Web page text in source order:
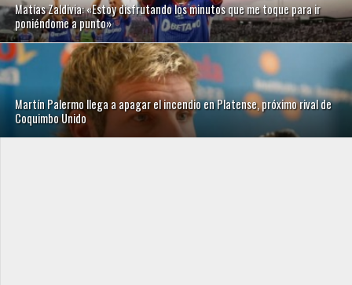
Matías Zaldivia: «Estoy disfrutando los minutos que me toque para ir
poniéndome a punto»
Martín Palermo llega a apagar el incendio en Platense, próximo rival de
Coquimbo Unido